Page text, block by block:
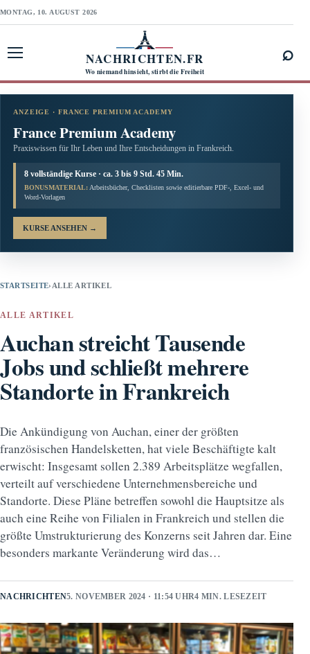
MONTAG, 10. AUGUST 2026
NACHRICHTEN.FR
Wo niemand hinsieht, stirbt die Freiheit
⌕
ANZEIGE · FRANCE PREMIUM ACADEMY
France Premium Academy
Praxiswissen für Ihr Leben und Ihre Entscheidungen in Frankreich.
8 vollständige Kurse · ca. 3 bis 9 Std. 45 Min.
BONUSMATERIAL: Arbeitsbücher, Checklisten sowie editierbare PDF-, Excel- und
Word-Vorlagen
KURSE ANSEHEN →
STARTSEITE› ALLE ARTIKEL
ALLE ARTIKEL
Auchan streicht Tausende
Jobs und schließt mehrere
Standorte in Frankreich
Die Ankündigung von Auchan, einer der größten
französischen Handelsketten, hat viele Beschäftigte kalt
erwischt: Insgesamt sollen 2.389 Arbeitsplätze wegfallen,
verteilt auf verschiedene Unternehmensbereiche und
Standorte. Diese Pläne betreffen sowohl die Hauptsitze als
auch eine Reihe von Filialen in Frankreich und stellen die
größte Umstrukturierung des Konzerns seit Jahren dar. Eine
besonders markante Veränderung wird das…
NACHRICHTEN5. NOVEMBER 2024 · 11:54 UHR4 MIN. LESEZEIT